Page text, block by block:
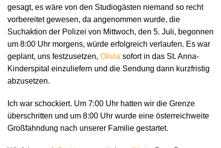
gesagt, es wäre von den Studiogästen niemand so recht
vorbereitet gewesen, da angenommen wurde, die
Suchaktion der Polizei von Mittwoch, den 5. Juli, begonnen
um 8:00 Uhr morgens, würde erfolgreich verlaufen. Es war
geplant, uns festzusetzen, Olivia sofort in das St. Anna-
Kinderspital einzuliefern und die Sendung dann kurzfristig
abzusetzen.
Ich war schockiert. Um 7:00 Uhr hatten wir die Grenze
überschritten und um 8:00 Uhr wurde eine österreichweite
Großfahndung nach unserer Familie gestartet.